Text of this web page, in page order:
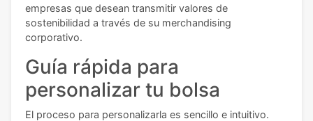
empresas que desean transmitir valores de
sostenibilidad a través de su merchandising
corporativo.
Guía rápida para
personalizar tu bolsa
El proceso para personalizarla es sencillo e intuitivo.